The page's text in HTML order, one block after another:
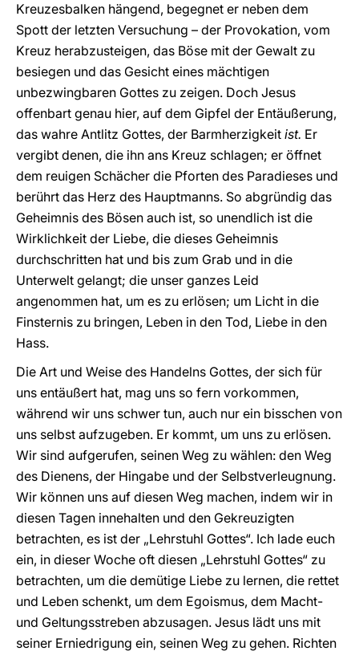
Kreuzesbalken hängend, begegnet er neben dem
Spott der letzten Versuchung – der Provokation, vom
Kreuz herabzusteigen, das Böse mit der Gewalt zu
besiegen und das Gesicht eines mächtigen
unbezwingbaren Gottes zu zeigen. Doch Jesus
offenbart genau hier, auf dem Gipfel der Entäußerung,
das wahre Antlitz Gottes, der Barmherzigkeit ist. Er
vergibt denen, die ihn ans Kreuz schlagen; er öffnet
dem reuigen Schächer die Pforten des Paradieses und
berührt das Herz des Hauptmanns. So abgründig das
Geheimnis des Bösen auch ist, so unendlich ist die
Wirklichkeit der Liebe, die dieses Geheimnis
durchschritten hat und bis zum Grab und in die
Unterwelt gelangt; die unser ganzes Leid
angenommen hat, um es zu erlösen; um Licht in die
Finsternis zu bringen, Leben in den Tod, Liebe in den
Hass.
Die Art und Weise des Handelns Gottes, der sich für
uns entäußert hat, mag uns so fern vorkommen,
während wir uns schwer tun, auch nur ein bisschen von
uns selbst aufzugeben. Er kommt, um uns zu erlösen.
Wir sind aufgerufen, seinen Weg zu wählen: den Weg
des Dienens, der Hingabe und der Selbstverleugnung.
Wir können uns auf diesen Weg machen, indem wir in
diesen Tagen innehalten und den Gekreuzigten
betrachten, es ist der „Lehrstuhl Gottes“. Ich lade euch
ein, in dieser Woche oft diesen „Lehrstuhl Gottes“ zu
betrachten, um die demütige Liebe zu lernen, die rettet
und Leben schenkt, um dem Egoismus, dem Macht-
und Geltungsstreben abzusagen. Jesus lädt uns mit
seiner Erniedrigung ein, seinen Weg zu gehen. Richten